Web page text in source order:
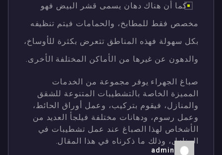
كما أن هناك دهان يسمى قشر البيض فهو
مخصص فقط للمطابخ، والحمامات فيتم تنظيفه
بكل سهولة فهذه المناطق تتعرض بكثرة للأوساخ،
والدهون عن غيرها من الأماكن المختلفة الأخرى.
صباغ الجهراء يوفر مجموعة من الخدمات
المميزة الخاصة بالتشطيبات المتنوعة للشقق
والمنازل، فيقوم بتركيب، وعمل أوراق الحائط،
وعمل رسوم، ودهانات مختلفة فيلجأ العديد من
الأشخاص لهذا الصباغ عند عمل تشطيبات في
المنازل، وذلك ما ذكرناه في هذا المقال.
admin